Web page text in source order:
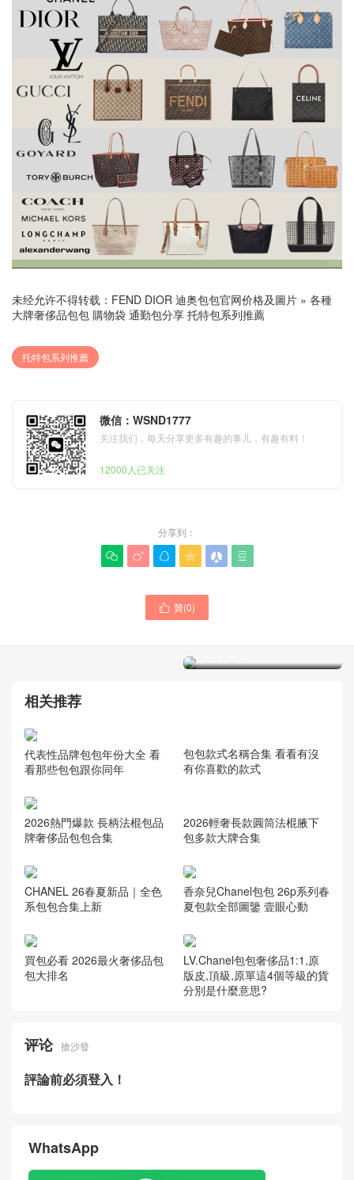
未经允许不得转载： FEND DIOR 迪奥包包官网价格及圖片 » 各種
大牌奢侈品包包 購物袋 通勤包分享 托特包系列推薦
托特包系列推薦
微信：WSND1777
关注我们，每天分享更多有趣的事儿，有趣有料！
12000人已关注
分享到：
     
 贊(0)
奢侈品大牌包包如何正確選
GUCCI品牌包包網站專櫃
相关推荐
代表性品牌包包年份大全 看
看那些包包跟你同年
包包款式名稱合集 看看有沒
有你喜歡的款式